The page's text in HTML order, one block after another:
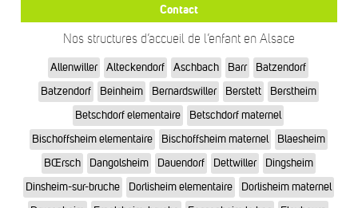
Contact
Nos structures d’accueil de l’enfant en Alsace
Allenwiller Alteckendorf Aschbach Barr
Batzendorf
Batzendorf
Beinheim Bernardswiller Berstett
Berstheim
Betschdorf elementaire
Betschdorf maternel
Bischoffsheim elementaire
Bischoffsheim maternel
Blaesheim
BŒrsch
Dangolsheim Dauendorf Dettwiller
Dingsheim
Dinsheim-sur-bruche
Dorlisheim elementaire
Dorlisheim maternel